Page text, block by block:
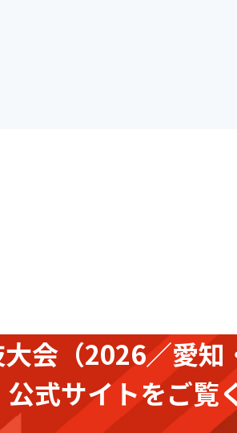
会（2026／愛知
公式サイトをご覧